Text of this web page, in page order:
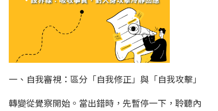
一、自我審視：區分「自我修正」與「自我攻擊」
轉變從覺察開始。當出錯時，先暫停一下，聆聽內